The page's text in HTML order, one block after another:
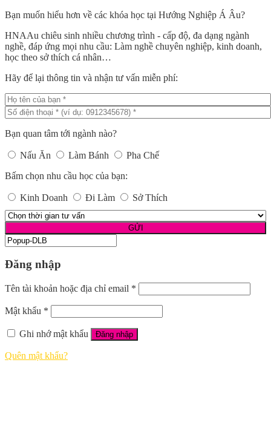
Bạn muốn hiểu hơn về các khóa học tại Hướng Nghiệp Á Âu?
HNAAu chiêu sinh nhiều chương trình - cấp độ, đa dạng ngành
nghề, đáp ứng mọi nhu cầu: Làm nghề chuyên nghiệp, kinh doanh,
học theo sở thích cá nhân…
Hãy để lại thông tin và nhận tư vấn miễn phí:
Bạn quan tâm tới ngành nào?
Nấu Ăn Làm Bánh
Pha Chế
Bấm chọn nhu cầu học của bạn:
Kinh Doanh Đi Làm Sở Thích
Đăng nhập
Tên tài khoản hoặc địa chỉ email *
Mật khẩu *
Ghi nhớ mật khẩu Đăng nhập
Quên mật khẩu?